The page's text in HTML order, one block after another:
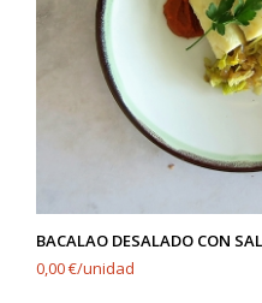
BACALAO DESALADO CON
0,00 €/unidad